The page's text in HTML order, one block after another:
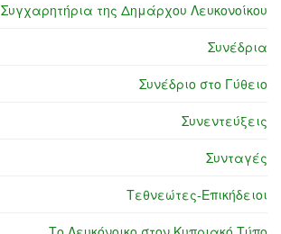
Συγχαρητήρια της Δημάρχου Λευκονοίκου
Συνέδρια
Συνέδριο στο Γύθειο
Συνεντεύξεις
Συνταγές
Τεθνεώτες-Επικήδειοι